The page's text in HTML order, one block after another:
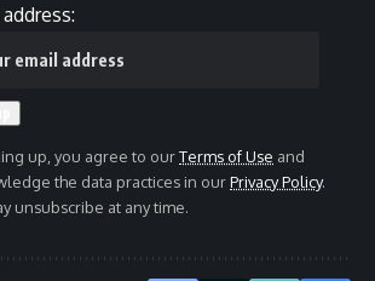
up, you agree to ourTerms of Use and
the data practices in ourPrivacy Policy.
unsubscribe at any time.